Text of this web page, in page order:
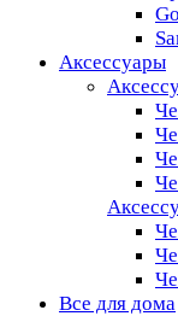
Аксессуары
Все для дома